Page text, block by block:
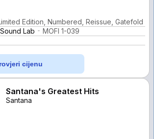
Edition, Numbered, Reissue, Gatefold
Lab
MOFI 1-039
cijenu
Santana's Greatest Hits
Santana